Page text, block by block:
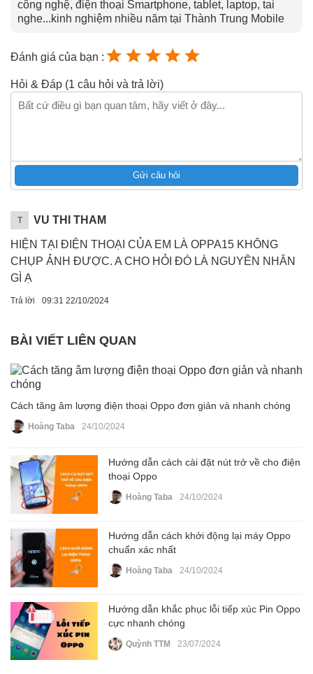
công nghệ, điện thoại Smartphone, tablet, laptop, tai
nghe...kinh nghiệm nhiều năm tại Thành Trung Mobile
Đánh giá của bạn :
Hỏi & Đáp (1 câu hỏi và trả lời)
Gửi câu hỏi
T VU THI THAM
HIỆN TẠI ĐIỆN THOẠI CỦA EM LÀ OPPA15 KHÔNG
CHỤP ẢNH ĐƯỢC. A CHO HỎI ĐÓ LÀ NGUYÊN NHÂN
GÌ Ạ
Trả lời 09:31 22/10/2024
BÀI VIẾT LIÊN QUAN
Cách tăng âm lượng điện thoại Oppo đơn giản và nhanh chóng
Hoàng Taba 24/10/2024
Hướng dẫn cách cài đặt nút trở về cho điện
thoại Oppo
Hoàng Taba 24/10/2024
Hướng dẫn cách khởi động lại máy Oppo
chuẩn xác nhất
Hoàng Taba 24/10/2024
Hướng dẫn khắc phục lỗi tiếp xúc Pin Oppo
cực nhanh chóng
Quỳnh TTM 23/07/2024